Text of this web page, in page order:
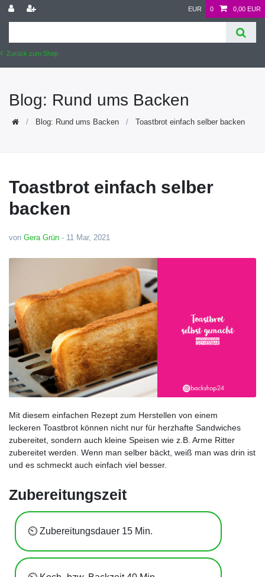
Zurück zum Shop
EUR 0 0,00 EUR
Blog: Rund ums Backen
Blog: Rund ums Backen Toastbrot einfach selber backen
Toastbrot einfach selber
backen
von Gera Grün - 11 Mar, 2021
Mit diesem einfachen Rezept zum Herstellen von einem
leckeren Toastbrot können nicht nur für herzhafte Sandwiches
zubereitet, sondern auch kleine Speisen wie z.B. Arme Ritter
zubereitet werden. Wenn man selber bäckt, weiß man was drin ist
und es schmeckt auch einfach viel besser.
Zubereitungszeit
⏲️ Zubereitungsdauer 15 Min.